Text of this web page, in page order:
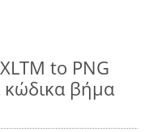
to PNG
κώδικα βήμα